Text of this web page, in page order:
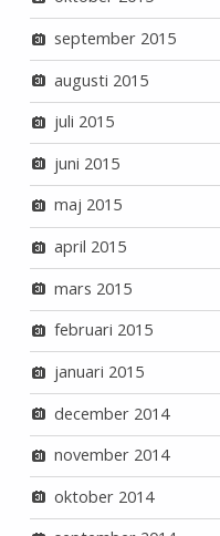
september 2015
augusti 2015
juli 2015
juni 2015
maj 2015
april 2015
mars 2015
februari 2015
januari 2015
december 2014
november 2014
oktober 2014